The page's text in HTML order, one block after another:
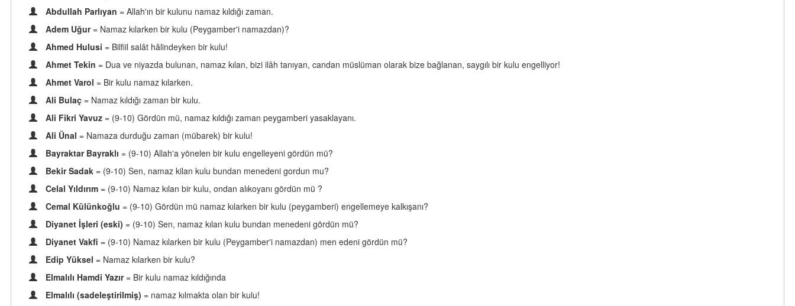
Abdullah Parlıyan = Allah'ın bir kulunu namaz kıldığı zaman.
Adem Uğur = Namaz kılarken bir kulu (Peygamber'i namazdan)?
Ahmed Hulusi = Bilfiil salât hâlindeyken bir kulu!
Ahmet Tekin = Dua ve niyazda bulunan, namaz kılan, bizi ilâh tanıyan, candan müslüman olarak bize bağlanan, saygılı bir kulu engelliyor!
Ahmet Varol = Bir kulu namaz kılarken.
Ali Bulaç = Namaz kıldığı zaman bir kulu.
Ali Fikri Yavuz = (9-10) Gördün mü, namaz kıldığı zaman peygamberi yasaklayanı.
Ali Ünal = Namaza durduğu zaman (mübarek) bir kulu!
Bayraktar Bayraklı = (9-10) Allah'a yönelen bir kulu engelleyeni gördün mü?
Bekir Sadak = (9-10) Sen, namaz kilan kulu bundan menedeni gordun mu?
Celal Yıldırım = (9-10) Namaz kılan bir kulu, ondan alıkoyanı gördün mü ?
Cemal Külünkoğlu = (9-10) Gördün mü namaz kılarken bir kulu (peygamberi) engellemeye kalkışanı?
Diyanet İşleri (eski) = (9-10) Sen, namaz kılan kulu bundan menedeni gördün mü?
Diyanet Vakfi = (9-10) Namaz kılarken bir kulu (Peygamber'i namazdan) men edeni gördün mü?
Edip Yüksel = Namaz kılarken bir kulu?
Elmalılı Hamdi Yazır = Bir kulu namaz kıldığında
Elmalılı (sadeleştirilmiş) = namaz kılmakta olan bir kulu!